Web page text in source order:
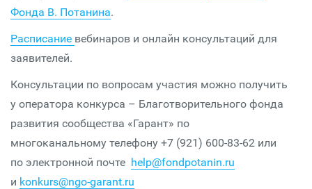
Фонда В. Потанина.
Расписание вебинаров и онлайн консультаций для
заявителей.
Консультации по вопросам участия можно получить
у оператора конкурса – Благотворительного фонда
развития сообщества «Гарант» по
многоканальному телефону +7 (921) 600-83-62 или
по электронной почте help@fondpotanin.ru
и konkurs@ngo-garant.ru